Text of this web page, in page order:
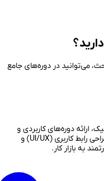
می‌توانید در دوره‌های جامع
دوره‌های کاربردی و
پروژه‌محور فتوشاپ، ایلوستریتور، طراحی رابط کاربری (UI/UX) و
به بازار کار.